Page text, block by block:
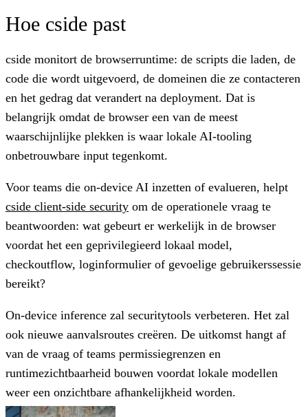
Hoe cside past
cside monitort de browserruntime: de scripts die laden, de
code die wordt uitgevoerd, de domeinen die ze contacteren
en het gedrag dat verandert na deployment. Dat is
belangrijk omdat de browser een van de meest
waarschijnlijke plekken is waar lokale AI-tooling
onbetrouwbare input tegenkomt.
Voor teams die on-device AI inzetten of evalueren, helpt
cside client-side security om de operationele vraag te
beantwoorden: wat gebeurt er werkelijk in de browser
voordat het een geprivilegieerd lokaal model,
checkoutflow, loginformulier of gevoelige gebruikerssessie
bereikt?
On-device inference zal securitytools verbeteren. Het zal
ook nieuwe aanvalsroutes creëren. De uitkomst hangt af
van de vraag of teams permissiegrenzen en
runtimezichtbaarheid bouwen voordat lokale modellen
weer een onzichtbare afhankelijkheid worden.